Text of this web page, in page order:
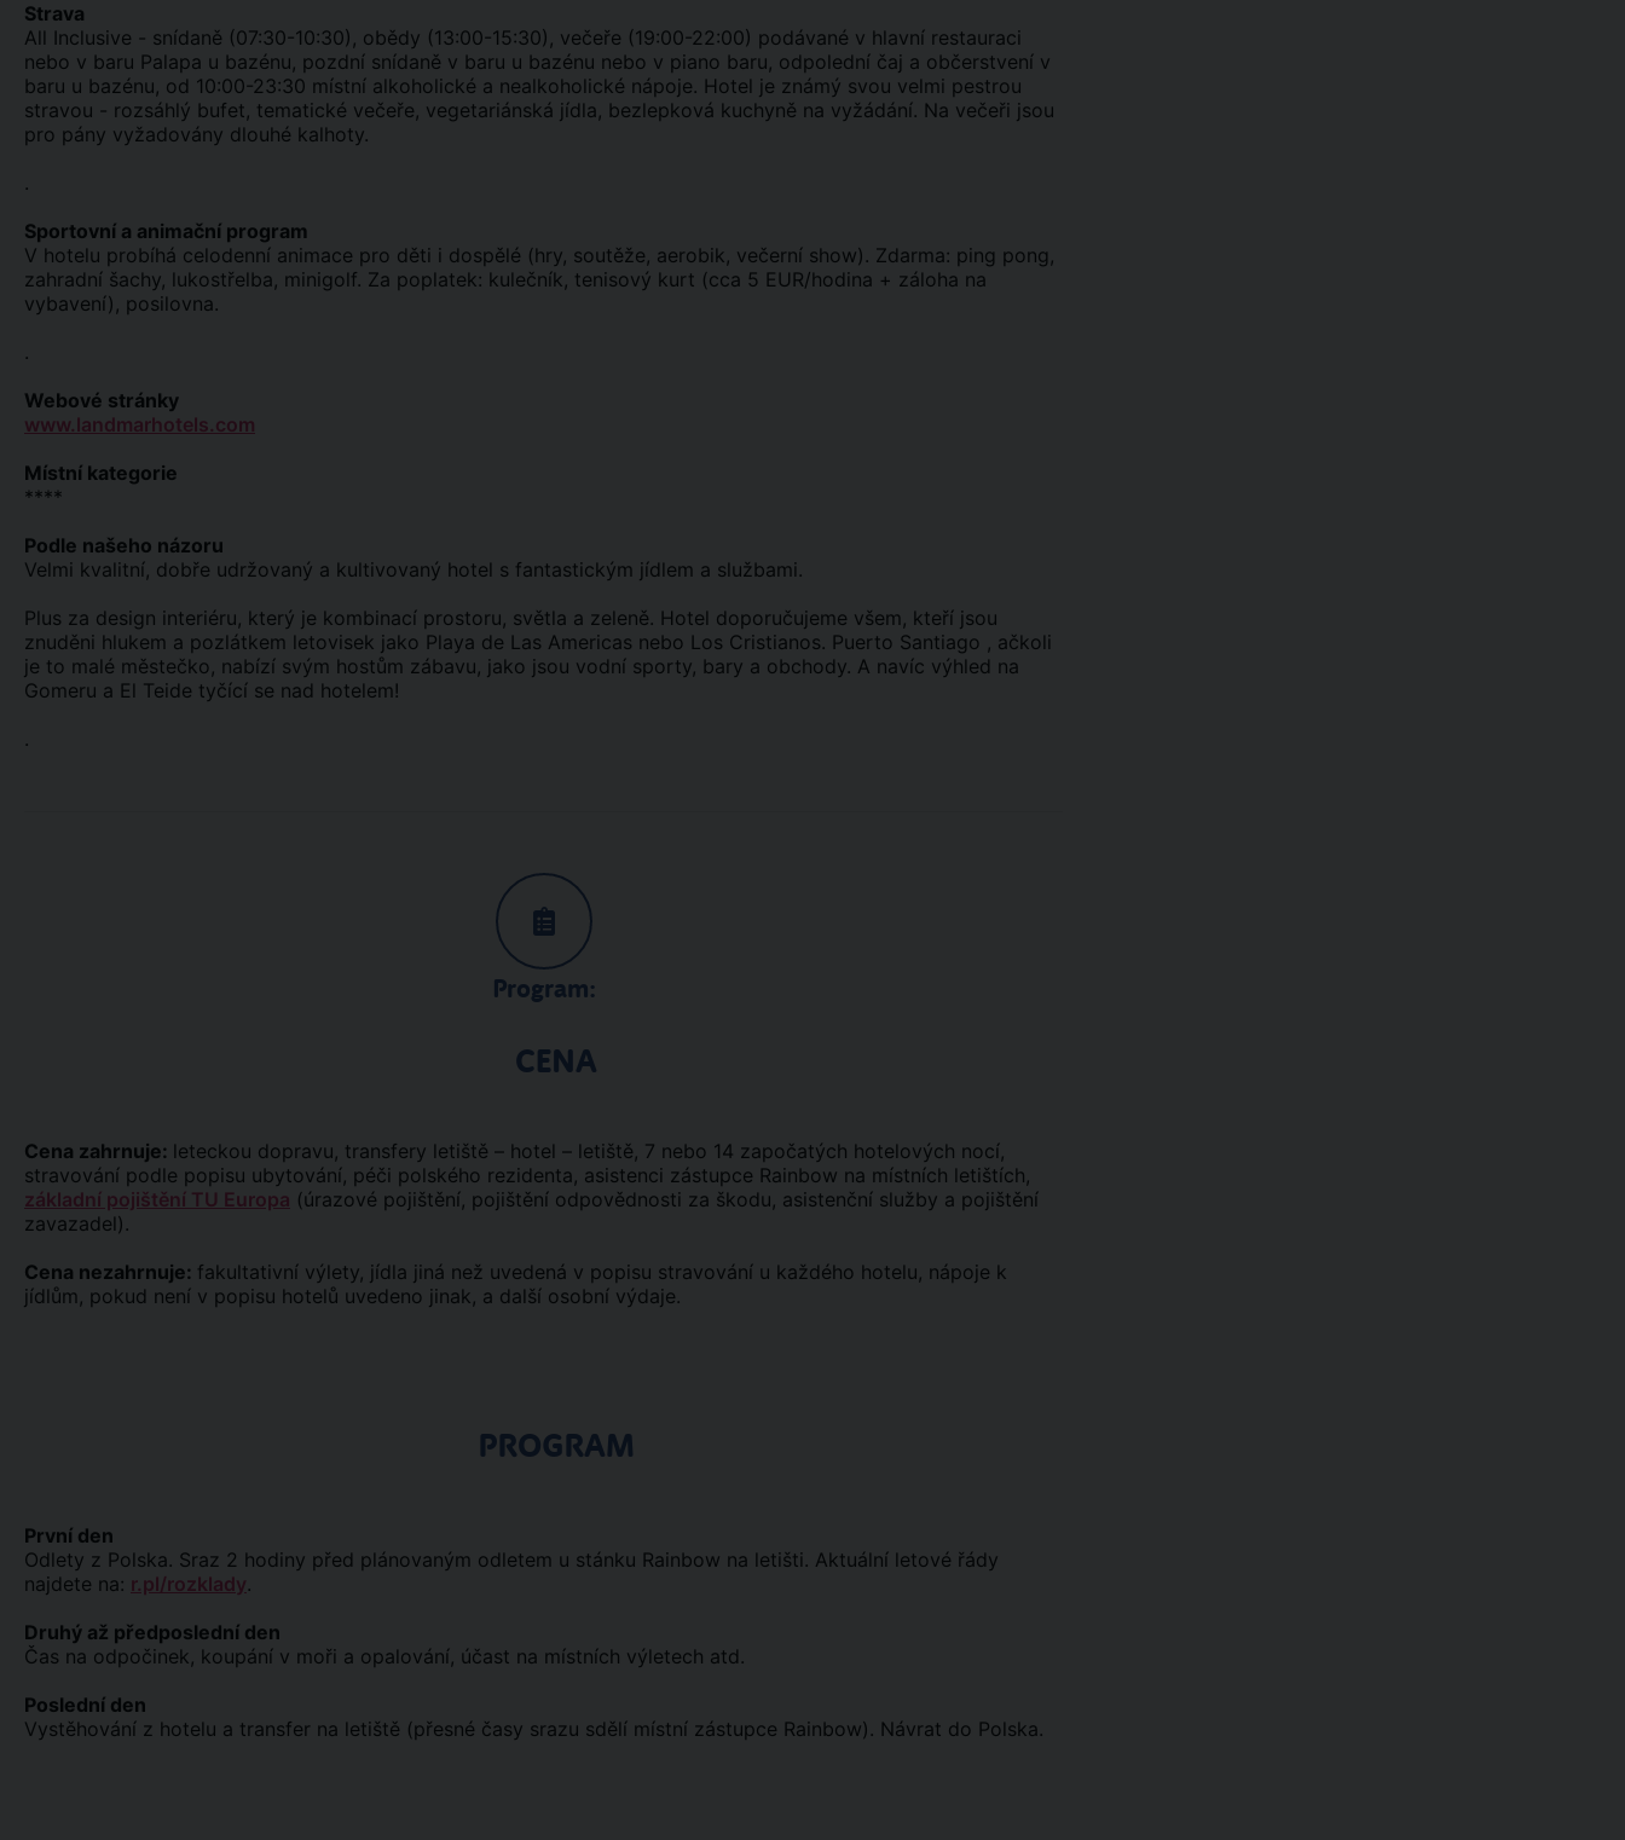
Strava
All Inclusive - snídaně (07:30-10:30), obědy (13:00-15:30), večeře (19:00-22:00) podávané v hlavní restauraci
nebo v baru Palapa u bazénu, pozdní snídaně v baru u bazénu nebo v piano baru, odpolední čaj a občerstvení v
baru u bazénu, od 10:00-23:30 místní alkoholické a nealkoholické nápoje. Hotel je známý svou velmi pestrou
stravou - rozsáhlý bufet, tematické večeře, vegetariánská jídla, bezlepková kuchyně na vyžádání. Na večeři jsou
pro pány vyžadovány dlouhé kalhoty.
.
Sportovní a animační program
V hotelu probíhá celodenní animace pro děti i dospělé (hry, soutěže, aerobik, večerní show). Zdarma: ping pong,
zahradní šachy, lukostřelba, minigolf. Za poplatek: kulečník, tenisový kurt (cca 5 EUR/hodina + záloha na
vybavení), posilovna.
.
Webové stránky
www.landmarhotels.com
Místní kategorie
****
Podle našeho názoru
Velmi kvalitní, dobře udržovaný a kultivovaný hotel s fantastickým jídlem a službami.
Plus za design interiéru, který je kombinací prostoru, světla a zeleně. Hotel doporučujeme všem, kteří jsou
znuděni hlukem a pozlátkem letovisek jako Playa de Las Americas nebo Los Cristianos. Puerto Santiago , ačkoli
je to malé městečko, nabízí svým hostům zábavu, jako jsou vodní sporty, bary a obchody. A navíc výhled na
Gomeru a El Teide tyčící se nad hotelem!
.
Program:
CENA
Cena zahrnuje: leteckou dopravu, transfery letiště – hotel – letiště, 7 nebo 14 započatých hotelových nocí,
stravování podle popisu ubytování, péči polského rezidenta, asistenci zástupce Rainbow na místních letištích,
základní pojištění TU Europa (úrazové pojištění, pojištění odpovědnosti za škodu, asistenční služby a pojištění
zavazadel).
Cena nezahrnuje: fakultativní výlety, jídla jiná než uvedená v popisu stravování u každého hotelu, nápoje k
jídlům, pokud není v popisu hotelů uvedeno jinak, a další osobní výdaje.
PROGRAM
První den
Odlety z Polska. Sraz 2 hodiny před plánovaným odletem u stánku Rainbow na letišti. Aktuální letové řády
najdete na: r.pl/rozklady.
Druhý až předposlední den
Čas na odpočinek, koupání v moři a opalování, účast na místních výletech atd.
Poslední den
Vystěhování z hotelu a transfer na letiště (přesné časy srazu sdělí místní zástupce Rainbow). Návrat do Polska.